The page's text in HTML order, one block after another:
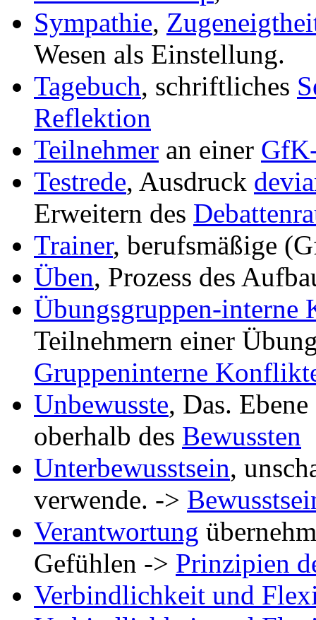
Sympathie,
Wesen als Einstellung.
Tagebuch, schriftliches
Reflektion
Teilnehmer an einer
Testrede, Ausdruck
Erweitern des
Trainer, berufsmäßige
Üben, Prozess des
Übungsgruppen-interne
Teilnehmern einer
Gruppeninterne
Unbewusste, Das.
oberhalb des Bewussten
Unterbewusstsein,
verwende. ->
Verantwortung
Gefühlen -> Prinzipien
Verbindlichkeit und